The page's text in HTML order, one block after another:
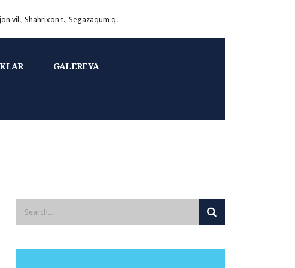
vil., Shahrixon t., Segazaqum q.
GALEREYA